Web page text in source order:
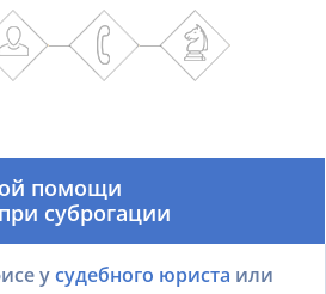
помощи
суброгации
усудебного юриста или